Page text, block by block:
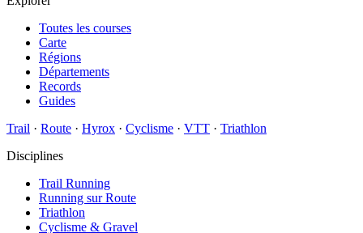
Toutes les courses
Carte
Régions
Départements
Records
Guides
Trail · Route · Hyrox · Cyclisme · VTT · Triathlon
Disciplines
Trail Running
Running sur Route
Triathlon
Cyclisme & Gravel